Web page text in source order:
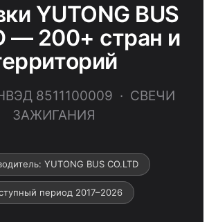
YUTONG BUS
— 200+ стран и
8511100009 · СВЕЧИ
ЗАЖИГАНИЯ
YUTONG BUS CO.LTD
период 2017–2026